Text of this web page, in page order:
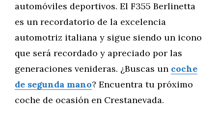
automóviles deportivos. El F355 Berlinetta
es un recordatorio de la excelencia
automotriz italiana y sigue siendo un icono
que será recordado y apreciado por las
generaciones venideras. ¿Buscas un coche
de segunda mano? Encuentra tu próximo
coche de ocasión en Crestanevada.